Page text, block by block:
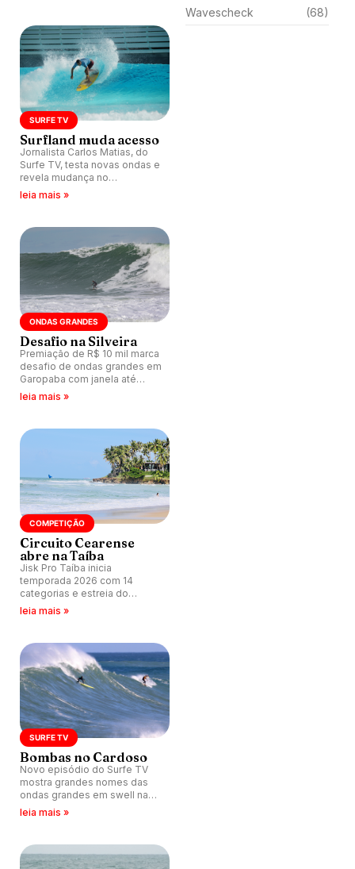
SURFE TV
Surfland muda acesso
Jornalista Carlos Matias, do
Surfe TV, testa novas ondas e
revela mudança no
funcionamento da Surfland.
leia mais »
ONDAS GRANDES
Desafio na Silveira
Premiação de R$ 10 mil marca
desafio de ondas grandes em
Garopaba com janela até
dezembro/26.
leia mais »
COMPETIÇÃO
Circuito Cearense
abre na Taíba
Jisk Pro Taíba inicia
temporada 2026 com 14
categorias e estreia do
Profissional Feminino.
leia mais »
SURFE TV
Bombas no Cardoso
Novo episódio do Surfe TV
mostra grandes nomes das
ondas grandes em swell na
Praia do Cardoso, em Laguna
leia mais »
Wavescheck (68)